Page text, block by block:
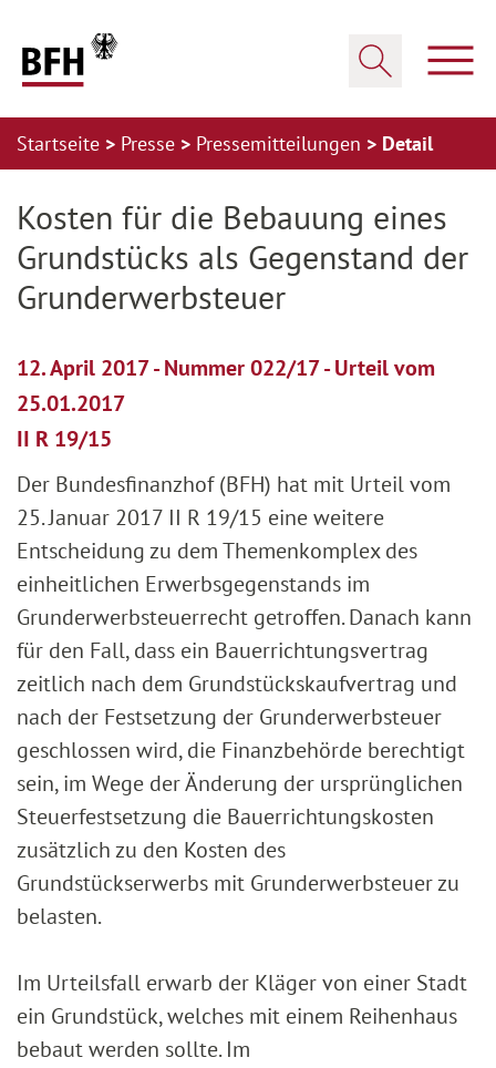
Startseite Presse Pressemitteilungen Detail
Kosten für die Bebauung eines
Grundstücks als Gegenstand der
Grunderwerbsteuer
12. April 2017 - Nummer 022/17 - Urteil vom
25.01.2017
II R 19/15
Der Bundesfinanzhof (BFH) hat mit Urteil vom
25. Januar 2017 II R 19/15 eine weitere
Entscheidung zu dem Themenkomplex des
einheitlichen Erwerbsgegenstands im
Grunderwerbsteuerrecht getroffen. Danach kann
für den Fall, dass ein Bauerrichtungsvertrag
zeitlich nach dem Grundstückskaufvertrag und
nach der Festsetzung der Grunderwerbsteuer
geschlossen wird, die Finanzbehörde berechtigt
sein, im Wege der Änderung der ursprünglichen
Steuerfestsetzung die Bauerrichtungskosten
zusätzlich zu den Kosten des
Grundstückserwerbs mit Grunderwerbsteuer zu
belasten.
Im Urteilsfall erwarb der Kläger von einer Stadt
ein Grundstück, welches mit einem Reihenhaus
bebaut werden sollte. Im